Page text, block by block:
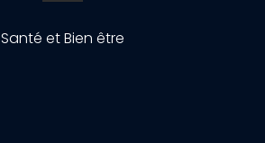
Santé et Bien être